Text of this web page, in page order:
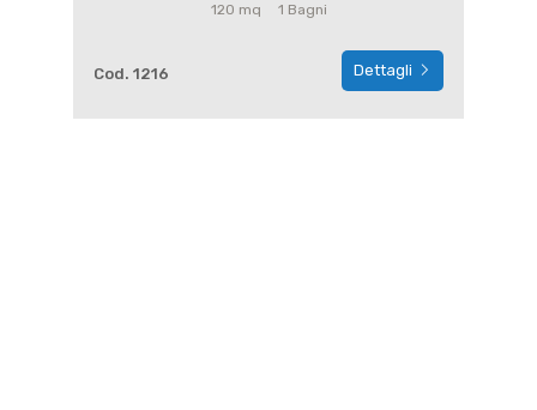
120 mq 1 Bagni
Cod. 1216 Dettagli